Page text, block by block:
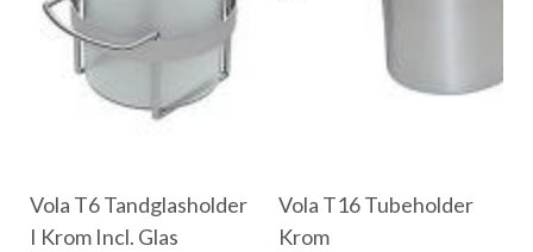
Vola T6 Tandglasholder
I Krom Incl. Glas
Vola T16 Tubeholder
Krom